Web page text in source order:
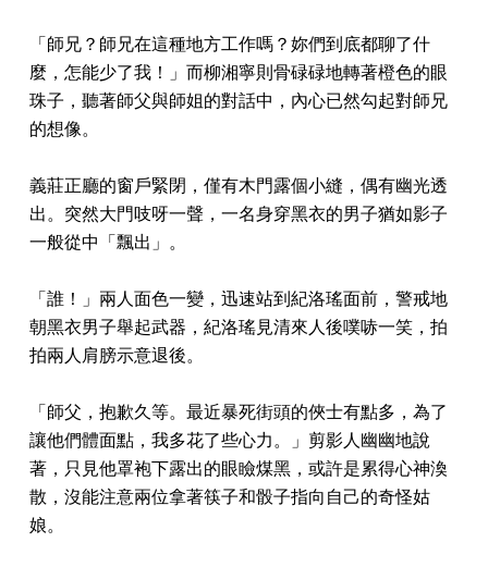
「師兄？師兄在這種地方工作嗎？妳們到底都聊了什
麼，怎能少了我！」而柳湘寧則骨碌碌地轉著橙色的眼
珠子，聽著師父與師姐的對話中，內心已然勾起對師兄
的想像。
義莊正廳的窗戶緊閉，僅有木門露個小縫，偶有幽光透
出。突然大門吱呀一聲，一名身穿黑衣的男子猶如影子
一般從中「飄出」。
「誰！」兩人面色一變，迅速站到紀洛瑤面前，警戒地
朝黑衣男子舉起武器，紀洛瑤見清來人後噗哧一笑，拍
拍兩人肩膀示意退後。
「師父，抱歉久等。最近暴死街頭的俠士有點多，為了
讓他們體面點，我多花了些心力。」剪影人幽幽地說
著，只見他罩袍下露出的眼瞼煤黑，或許是累得心神渙
散，沒能注意兩位拿著筷子和骰子指向自己的奇怪姑
娘。